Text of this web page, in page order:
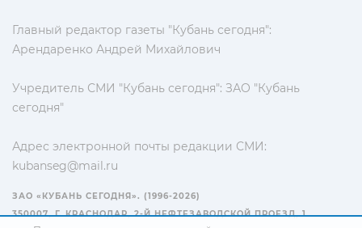
Главный редактор газеты "Кубань сегодня":
Арендаренко Андрей Михайлович
Учредитель СМИ "Кубань сегодня": ЗАО "Кубань
сегодня"
Адрес электронной почты редакции СМИ:
kubanseg@mail.ru
ЗАО «КУБАНЬ СЕГОДНЯ». (1996-2026)
350007, Г. КРАСНОДАР, 2-Й НЕФТЕЗАВОДСКОЙ ПРОЕЗД, 1